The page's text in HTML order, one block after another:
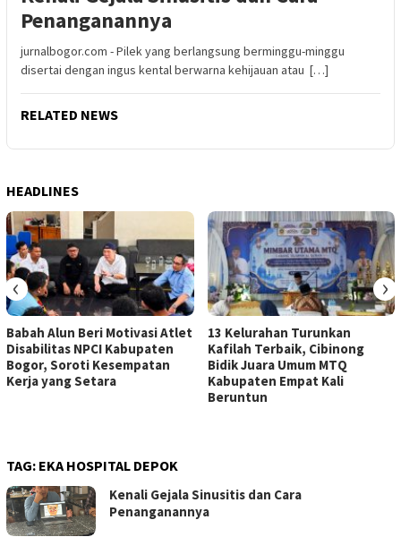
Penanganannya
jurnalbogor.com - Pilek yang berlangsung berminggu-minggu
disertai dengan ingus kental berwarna kehijauan atau […]
RELATED NEWS
HEADLINES
Babah Alun Beri Motivasi Atlet
Disabilitas NPCI Kabupaten
Bogor, Soroti Kesempatan
Kerja yang Setara
13 Kelurahan Turunkan
Kafilah Terbaik, Cibinong
Bidik Juara Umum MTQ
Kabupaten Empat Kali
Beruntun
‹ ›
TAG: EKA HOSPITAL DEPOK
Kenali Gejala Sinusitis dan Cara
Penanganannya